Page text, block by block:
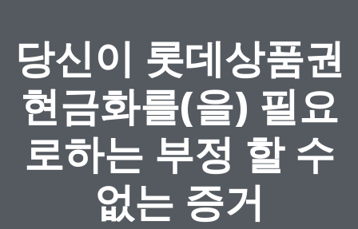
당신이 롯데상품권
현금화를(을) 필요
로하는 부정 할 수
없는 증거